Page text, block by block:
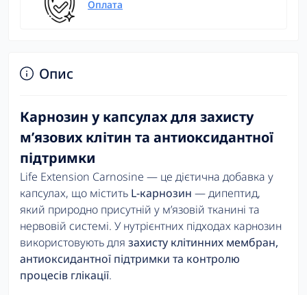
Оплата
Опис
Карнозин у капсулах для захисту
м’язових клітин та антиоксидантної
підтримки
Life Extension Carnosine — це дієтична добавка у
капсулах, що містить L-карнозин — дипептид,
який природно присутній у м’язовій тканині та
нервовій системі. У нутрієнтних підходах карнозин
використовують для захисту клітинних мембран,
антиоксидантної підтримки та контролю
процесів глікації.